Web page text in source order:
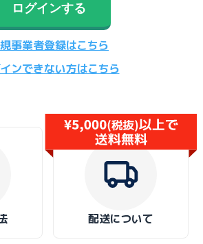
ログインする
事業者登録はこちら
ンできない方はこちら
配送について